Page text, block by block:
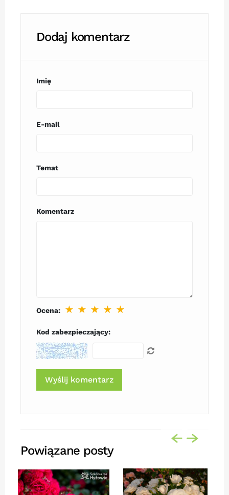
Dodaj komentarz
Imię
E-mail
Temat
Komentarz
Ocena: ★ ★ ★ ★ ★
Kod zabezpieczający:
Powiązane posty